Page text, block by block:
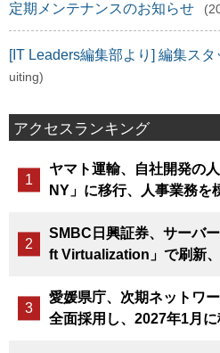
定期メンテナンスのお知らせ
[IT Leaders編集部より] 編集ス
uiting)
アクセスランキング
ヤマト運輸、自社開発の
NY」に移行、人事業務を
SMBC日興証券、サーバ
ft Virtualization」で刷新
愛媛県庁、次期ネットワ
全面採用し、2027年1月に